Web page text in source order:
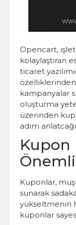
Opencart,
kolaylaştıran
ticaret
kampanyalar
oluşturma
üzerinden
adım
Kupon
Kuponlar,
sunarak
yükseltmenin
kuponlar